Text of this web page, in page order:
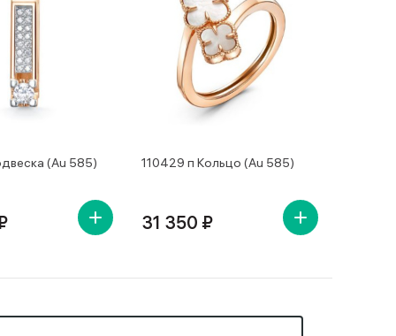
(Au 585) 110429 п Кольцо (Au 585)
31 350 ₽